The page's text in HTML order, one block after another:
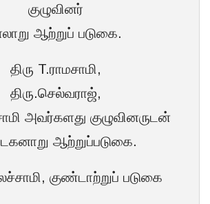
குழுவினர்
ஆற்றுப் படுகை.
திரு T.ராமசாமி,
திரு.செல்வராஜ்,
அவர்களது குழுவினருடன்
ஆற்றுப்படுகை.
குண்டாற்றுப் படுகை